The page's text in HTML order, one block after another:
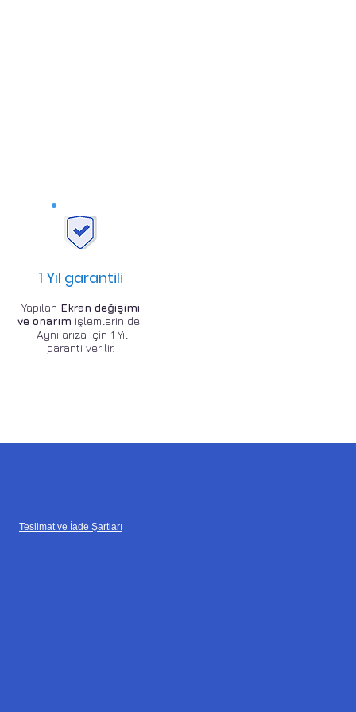
1 Yıl garantili
Yapılan Ekran değişimi
ve onarım işlemlerin de
Aynı arıza için 1 Yıl
garanti verilir.
Teslimat ve İade Şartları